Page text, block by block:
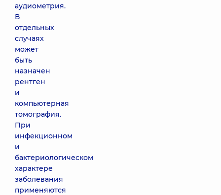
аудиометрия.
В
отдельных
случаях
может
быть
назначен
рентген
и
компьютерная
томография.
При
инфекционном
и
бактериологическом
характере
заболевания
применяются